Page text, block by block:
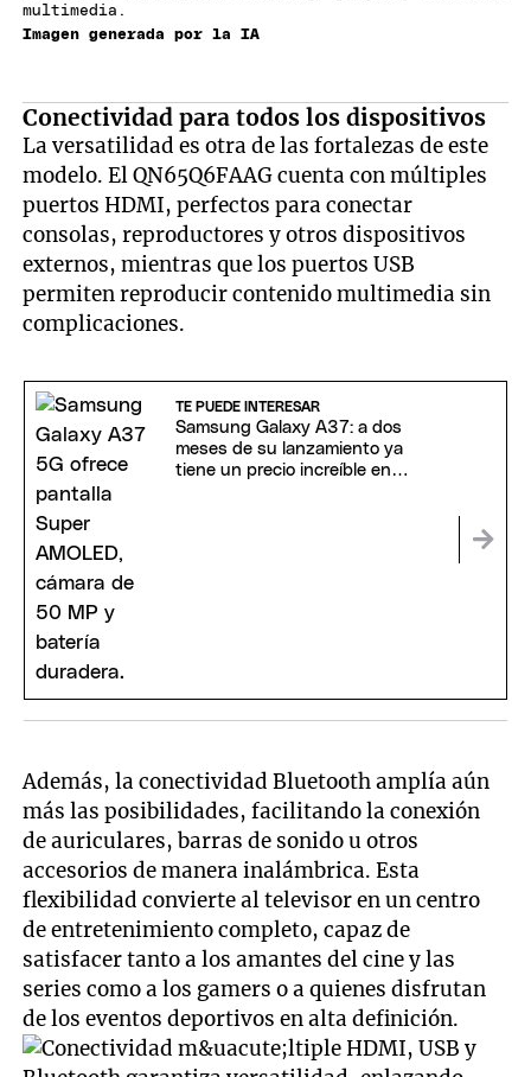
multimedia.
Imagen generada por la IA
Conectividad para todos los dispositivos
La versatilidad es otra de las fortalezas de este
modelo. El QN65Q6FAAG cuenta con múltiples
puertos HDMI, perfectos para conectar
consolas, reproductores y otros dispositivos
externos, mientras que los puertos USB
permiten reproducir contenido multimedia sin
complicaciones.
TE PUEDE INTERESAR
Samsung Galaxy A37: a dos
meses de su lanzamiento ya
tiene un precio increíble en
Además, la conectividad Bluetooth amplía aún
más las posibilidades, facilitando la conexión
de auriculares, barras de sonido u otros
accesorios de manera inalámbrica. Esta
flexibilidad convierte al televisor en un centro
de entretenimiento completo, capaz de
satisfacer tanto a los amantes del cine y las
series como a los gamers o a quienes disfrutan
de los eventos deportivos en alta definición.